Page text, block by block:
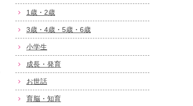
1歳・2歳
3歳・4歳・5歳・6歳
小学生
成長・発育
お世話
育脳・知育